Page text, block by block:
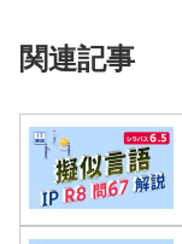
関連記事